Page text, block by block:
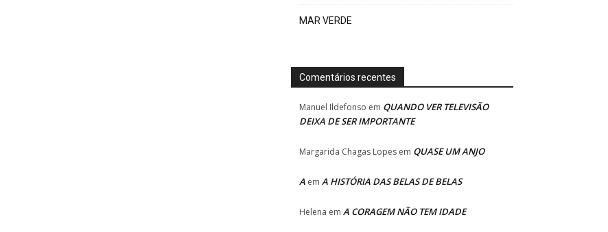
MAR VERDE
Comentários recentes
Manuel Ildefonso em QUANDO VER TELEVISÃO
DEIXA DE SER IMPORTANTE
Margarida Chagas Lopes em QUASE UM ANJO
A em A HISTÓRIA DAS BELAS DE BELAS
Helena em A CORAGEM NÃO TEM IDADE